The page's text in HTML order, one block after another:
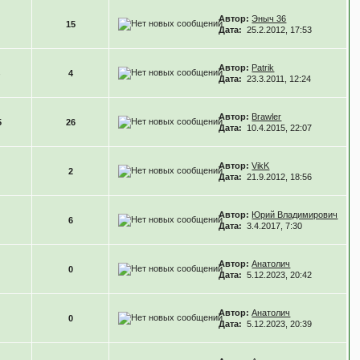
15
Автор: Эныч 36
Дата: 25.2.2012, 17:53
4
Автор: Patrik
Дата: 23.3.2011, 12:24
26
Автор: Brawler
Дата:
10.4.2015, 22:07
2
Автор: VikK
Дата: 21.9.2012, 18:56
6
Автор: Юрий Владимирович
Дата: 3.4.2017, 7:30
0
Автор: Анатолич
Дата: 5.12.2023, 20:42
0
Автор: Анатолич
Дата: 5.12.2023, 20:39